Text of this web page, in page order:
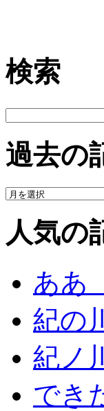
検索
過去の
人気の
ああ
紀の
紀ノ
でき